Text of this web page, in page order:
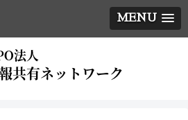
MENU